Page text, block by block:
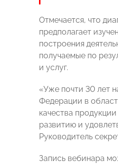
Отмечается, что
предполагает
построения
получаемые по
и услуг.
«Уже почти 30 лет
Федерации в
качества
развитию и
Руководитель
Запись вебинара